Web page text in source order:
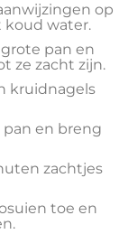
op
koud water.
pan en
ze zacht zijn.
kruidnagels
en breng
zachtjes
toe en